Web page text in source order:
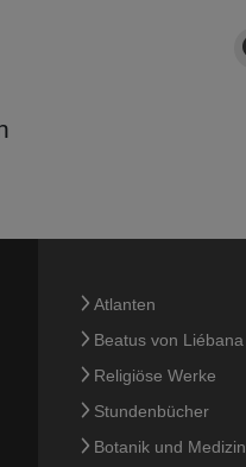
Atlanten
Beatus von Liébana
Religiöse Werke
Stundenbücher
Botanik und Medizin